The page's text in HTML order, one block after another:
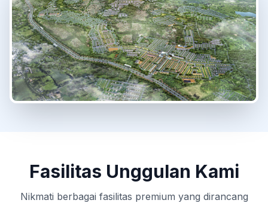
Fasilitas Unggulan Kami
Nikmati berbagai fasilitas premium yang dirancang